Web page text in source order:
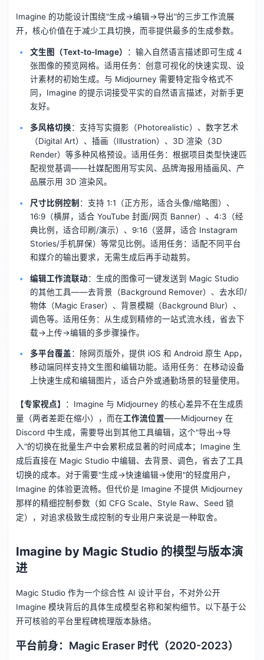
Imagine 的功能设计围绕"生成→编辑→导出"的三步工作流展
开，核心价值在于减少工具切换，而非提供最多的生成参数。
文生图（Text-to-Image）
：输入自然语言描述即可生成 4
张图像的预览网格。适用任务：创意可视化的快速实现、设
计素材的初始生成。与 Midjourney 需要特定指令格式不
同，Imagine 的提示词接受平实的自然语言描述，对新手更
友好。
多风格切换：支持写实摄影（Photorealistic）、数字艺术
（Digital Art）、插画（Illustration）、3D 渲染（3D
Render）等多种风格预设。适用任务：根据项目类型快速匹
配视觉基调——社媒配图用写实风、品牌海报用插画风、产
品展示用 3D 渲染风。
尺寸比例控制 ：支持 1:1（正方形，适合头像/缩略图）、
16:9（横屏，适合 YouTube 封面/网页 Banner）、4:3（经
典比例，适合印刷/演示）、9:16（竖屏，适合 Instagram
Stories/手机屏保）等常见比例。适用任务：适配不同平台
和媒介的输出要求，无需生成后再手动裁剪。
编辑工作流联动：生成的图像可一键发送到 Magic Studio
的其他工具——去背景（Background Remover）、去水印/
物体（Magic Eraser）、背景模糊（Background Blur）、
调色等。适用任务：从生成到精修的一站式流水线，省去下
载→上传→编辑的多步骤操作。
多平台覆盖：除网页版外，提供 iOS 和 Android 原生 App，
移动端同样支持文生图和编辑功能。适用任务：在移动设备
上快速生成和编辑图片，适合户外或通勤场景的轻量使用。
【专家视点】
：Imagine 与 Midjourney 的核心差异不在生成质
量（两者差距在缩小），而在工作流位置——Midjourney 在
Discord 中生成，需要导出到其他工具编辑，这个"导出→导
入"的切换在批量生产中会累积成显著的时间成本；Imagine 生
成后直接在 Magic Studio 中编辑、去背景、调色，省去了工具
切换的成本。对于需要"生成→快速编辑→使用"的轻度用户，
Imagine 的体验更流畅。但代价是 Imagine 不提供 Midjourney
那样的精细控制参数（如 CFG Scale、Style Raw、Seed 锁
定），对追求极致生成控制的专业用户来说是一种取舍。
Imagine by Magic Studio 的模型与版本演
进
Magic Studio 作为一个综合性 AI 设计平台，不对外公开
Imagine 模块背后的具体生成模型名称和架构细节。以下基于公
开可核验的平台里程碑梳理版本脉络。
平台前身：Magic Eraser 时代（2020-2023）